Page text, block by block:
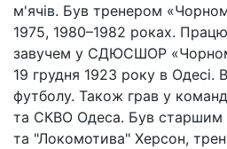
м'ячів. Був тренером
1975, 1980–1982 роках.
завучем у СДЮСШОР
19 грудня 1923 року в Одесі.
футболу. Також грав у
та СКВО Одеса. Був
та "Локомотива" Херсон,